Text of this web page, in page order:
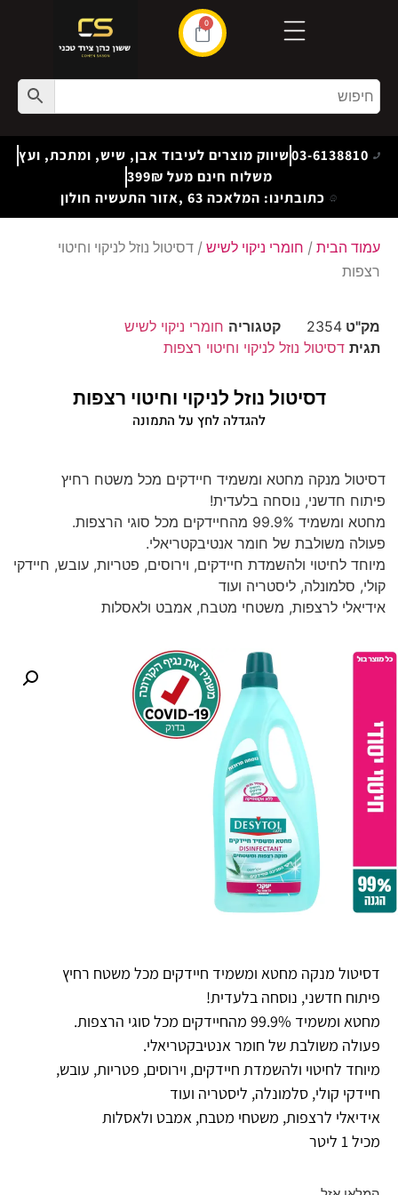
0
03-6138810שיווק מוצרים לעיבוד אבן, שיש, ומתכת, ועץ
משלוח חינם מעל 399₪
כתובתינו: המלאכה 63 ,אזור התעשיה חולון
עמוד הבית / חומרי ניקוי לשיש / דסיטול נוזל לניקוי וחיטוי
רצפות
מק"ט 2354 קטגוריה חומרי ניקוי לשיש
תגית דסיטול נוזל לניקוי וחיטוי רצפות
דסיטול נוזל לניקוי וחיטוי רצפות
להגדלה לחץ על התמונה
דסיטול מנקה מחטא ומשמיד חיידקים מכל משטח רחיץ
פיתוח חדשני, נוסחה בלעדית!
מחטא ומשמיד 99.9% מהחיידקים מכל סוגי הרצפות.
פעולה משולבת של חומר אנטיבקטריאלי.
מיוחד לחיטוי ולהשמדת חיידקים, וירוסים, פטריות, עובש, חיידקי
קולי, סלמונלה, ליסטריה ועוד
אידיאלי לרצפות, משטחי מטבח, אמבט ולאסלות
דסיטול מנקה מחטא ומשמיד חיידקים מכל משטח רחיץ
פיתוח חדשני, נוסחה בלעדית!
מחטא ומשמיד 99.9% מהחיידקים מכל סוגי הרצפות.
פעולה משולבת של חומר אנטיבקטריאלי.
מיוחד לחיטוי ולהשמדת חיידקים, וירוסים, פטריות, עובש,
חיידקי קולי, סלמונלה, ליסטריה ועוד
אידיאלי לרצפות, משטחי מטבח, אמבט ולאסלות
מכיל 1 ליטר